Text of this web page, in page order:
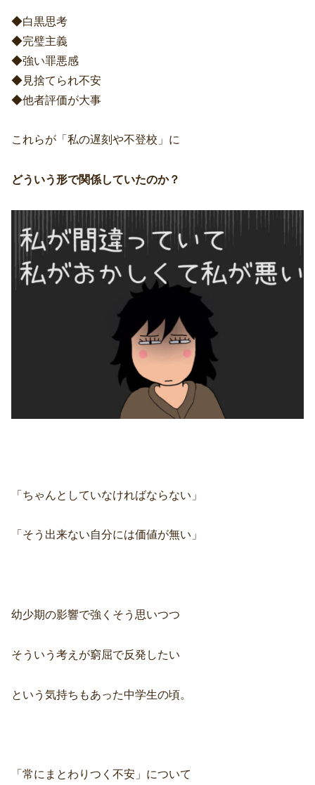
◆白黒思考
◆完璧主義
◆強い罪悪感
◆見捨てられ不安
◆他者評価が大事
これらが「私の遅刻や不登校」に
どういう形で関係していたのか？
「ちゃんとしていなければならない」
「そう出来ない自分には価値が無い」
幼少期の影響で強くそう思いつつ
そういう考えが窮屈で反発したい
という気持ちもあった中学生の頃。
「常にまとわりつく不安」について